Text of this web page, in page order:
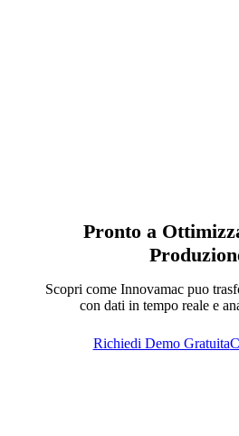
Pronto a
Scopri come Innovamac puo
con dati in tempo reale e
Richiedi Demo Gratuita